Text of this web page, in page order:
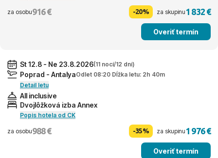
za osobu916 € -20% za skupinu1 832 €
Overiť termín
St 12.8 - Ne 23.8.2026(11 nocí/12 dní)
Poprad - AntalyaOdlet 08:20 Dĺžka letu: 2h 40m
Detail letu
All inclusive
Dvojlôžková izba Annex
Popis hotela od CK
za osobu988 € -35% za skupinu1 976 €
Overiť termín